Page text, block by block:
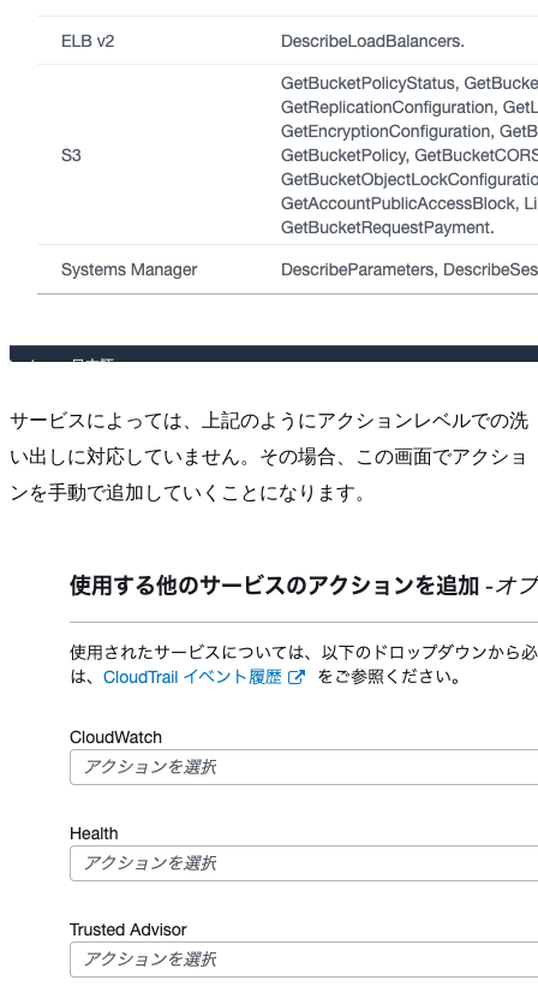
サービスによっては、上記のようにアクションレベルでの洗
い出しに対応していません。その場合、この画面でアクショ
ンを手動で追加していくことになります。